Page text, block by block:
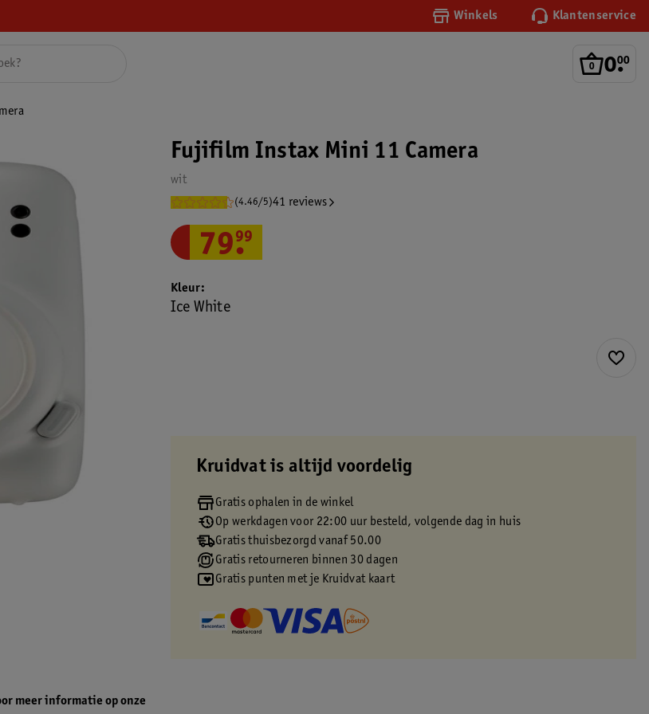
Winkels Klantenservice
0.
00
meer informatie op onze
Fujifilm Instax Mini 11 Camera
wit
(4.46/5)41 reviews
79.
99
Kleur
Ice White
Kruidvat is altijd voordelig
Gratis ophalen in de winkel
Op werkdagen voor 22:00 uur besteld, volgende dag in huis
Gratis thuisbezorgd vanaf 50.00
Gratis retourneren binnen 30 dagen
Gratis punten met je Kruidvat kaart